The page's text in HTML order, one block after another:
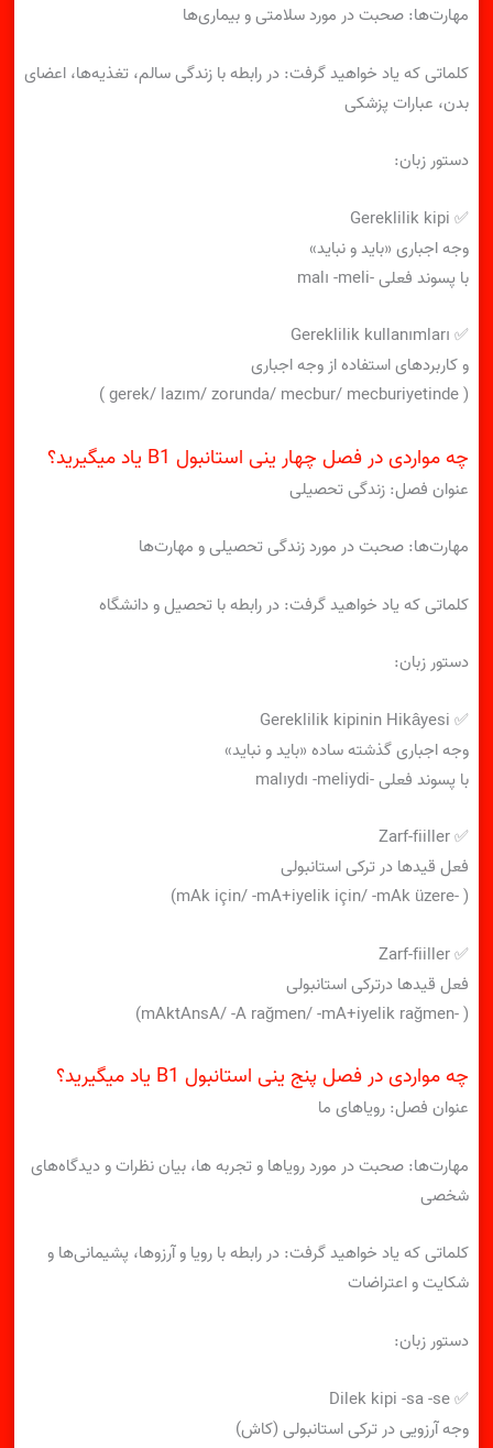
مهارت‌ها: صحبت در مورد سلامتی و‌ بیماری‌ها
کلماتی که یاد خواهید گرفت: در رابطه با زندگی سالم، تغذیه‌ها، اعضای
بدن، عبارات پزشکی
دستور زبان:
✅ Gereklilik kipi
وجه اجباری «باید و نباید»
با پسوند فعلی -malı -meli
✅ Gereklilik kullanımları
و کاربردهای استفاده از وجه اجباری
( gerek/ lazım/ zorunda/ mecbur/ mecburiyetinde )
چه مواردی در فصل چهار ینی استانبول B1 یاد میگیرید؟
عنوان فصل: زندگی تحصیلی
مهارت‌ها: صحبت در مورد زندگی تحصیلی و مهارت‌ها
کلماتی که یاد خواهید گرفت: در رابطه با تحصیل و دانشگاه
دستور زبان:
✅ Gereklilik kipinin Hikâyesi
وجه اجباری گذشته ساده «باید و نباید»
با پسوند فعلی -malıydı -meliydi
✅ Zarf-fiiller
فعل قیدها در ترکی استانبولی
( -mAk için/ -mA+iyelik için/ -mAk üzere)
✅ Zarf-fiiller
فعل قیدها درترکی استانبولی
( -mAktAnsA/ -A rağmen/ -mA+iyelik rağmen)
چه مواردی در فصل پنج ینی استانبول B1 یاد میگیرید؟
عنوان فصل: رویاهای ما
مهارت‌ها: صحبت در مورد رویاها و تجربه ها، بیان نظرات و دیدگاه‌های
شخصی
کلماتی که یاد خواهید گرفت: در رابطه با رویا و آرزوها، پشیمانی‌ها و
شکایت و اعتراضات
دستور زبان:
✅ Dilek kipi -sa -se
وجه آرزویی در ترکی استانبولی (کاش)